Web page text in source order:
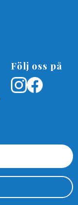
Följ oss på